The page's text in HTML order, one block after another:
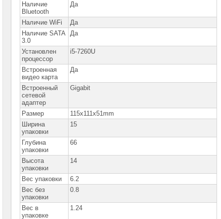
Мини
ПК
Intel
Compute
Stick
Материнские
платы
Процессоры
Intel
Процессоры
AMD
Модули
памяти
Жесткие
диски
SATA
Жесткие
диски
SSD
Видеокарты
Наличие
Bluetooth
Да
Наличие WiFi
Да
Наличие SATA
3.0
Да
Установлен
процессор
i5-7260U
Встроенная
видео карта
Да
Встроенный
сетевой
адаптер
Gigabit
Размер
115x111x51mm
Ширина
упаковки
15
Глубина
упаковки
66
Высота
упаковки
14
Вес упаковки
6.2
Вес без
упаковки
0.8
Вес в
упаковке
1.24